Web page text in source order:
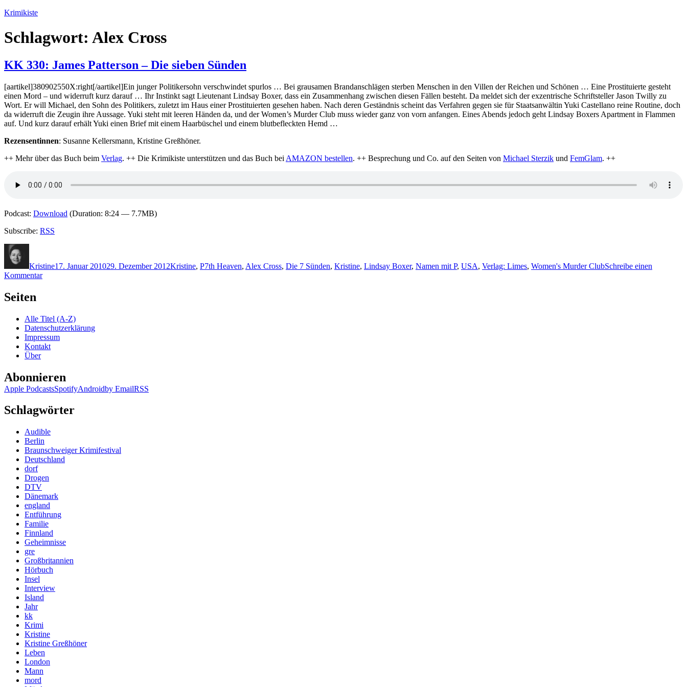
Zum
springen
Krimikiste
Schlagwort: Alex Cross
KK 330: James Patterson – Die sieben Sünden
[aartikel]380902550X:right[/aartikel]Ein junger Politikersohn verschwindet spurlos … Bei grausamen Brandanschlägen sterben Menschen in den Villen der Reichen und Schönen … Eine Prostituierte gesteht
einen Mord – und widerruft kurz darauf … Ihr Instinkt sagt Lieutenant Lindsay Boxer, dass ein Zusammenhang zwischen diesen Fällen besteht. Da meldet sich der exzentrische Schriftsteller Jason Twilly zu
Wort. Er will Michael, den Sohn des Politikers, zuletzt im Haus einer Prostituierten gesehen haben. Nach deren Geständnis scheint das Verfahren gegen sie für Staatsanwältin Yuki Castellano reine Routine, doch
da widerruft die Zeugin ihre Aussage. Yuki steht mit leeren Händen da, und der Women’s Murder Club muss wieder ganz von vorn anfangen. Eines Abends jedoch geht Lindsay Boxers Apartment in Flammen
auf. Und kurz darauf erhält Yuki einen Brief mit einem Haarbüschel und einem blutbefleckten Hemd …
Rezensentinnen: Susanne Kellersmann, Kristine Greßhöner.
++ Mehr über das Buch beim Verlag. ++ Die Krimikiste unterstützen und das Buch bei AMAZON bestellen. ++ Besprechung und Co. auf den Seiten von Michael Sterzik und FemGlam. ++
Podcast: Download (Duration: 8:24 — 7.7MB)
Subscribe: RSS
Kristine17. Januar 201029. Dezember 2012Kristine, P7th Heaven, Alex Cross, Die 7 Sünden, Kristine, Lindsay Boxer, Namen mit P, USA, Verlag: Limes, Women's Murder ClubSchreibe einen
Kommentarzu
–
Die
sieben
Sünden
Seiten
Alle Titel (A-Z)
Datenschutzerklärung
Impressum
Kontakt
Über
Abonnieren
Apple PodcastsSpotifyAndroidby EmailRSS
Schlagwörter
Audible
Berlin
Braunschweiger Krimifestival
Deutschland
dorf
Drogen
DTV
Dänemark
england
Entführung
Familie
Finnland
Geheimnisse
gre
Großbritannien
Hörbuch
Insel
Interview
Island
Jahr
kk
Krimi
Kristine
Kristine Greßhöner
Leben
London
Mann
mord